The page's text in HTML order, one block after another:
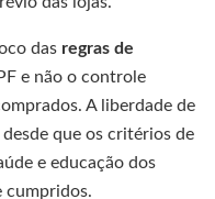
das regras de
e não o controle
A liberdade de
que os critérios de
e educação dos
cumpridos.